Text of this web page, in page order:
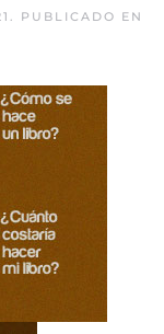
. PUBLICADO EN